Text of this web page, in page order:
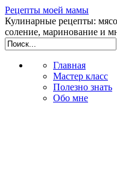
Рецепты моей мамы
Кулинарные рецепты:
соление, маринование и
Главная
Мастер класс
Полезно знать
Обо мне